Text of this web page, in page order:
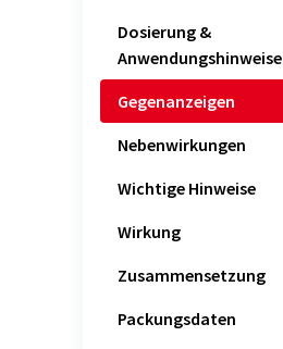
Dosierung &
Anwendungshinweise
Gegenanzeigen
Nebenwirkungen
Wichtige Hinweise
Wirkung
Zusammensetzung
Packungsdaten